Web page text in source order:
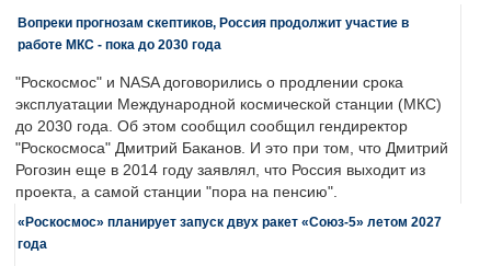
Вопреки прогнозам скептиков, Россия продолжит участие в
работе МКС - пока до 2030 года
"Роскосмос" и NASA договорились о продлении срока
эксплуатации Международной космической станции (МКС)
до 2030 года. Об этом сообщил сообщил гендиректор
"Роскосмоса" Дмитрий Баканов. И это при том, что Дмитрий
Рогозин еще в 2014 году заявлял, что Россия выходит из
проекта, а самой станции "пора на пенсию".
«Роскосмос» планирует запуск двух ракет «Союз-5» летом 2027
года